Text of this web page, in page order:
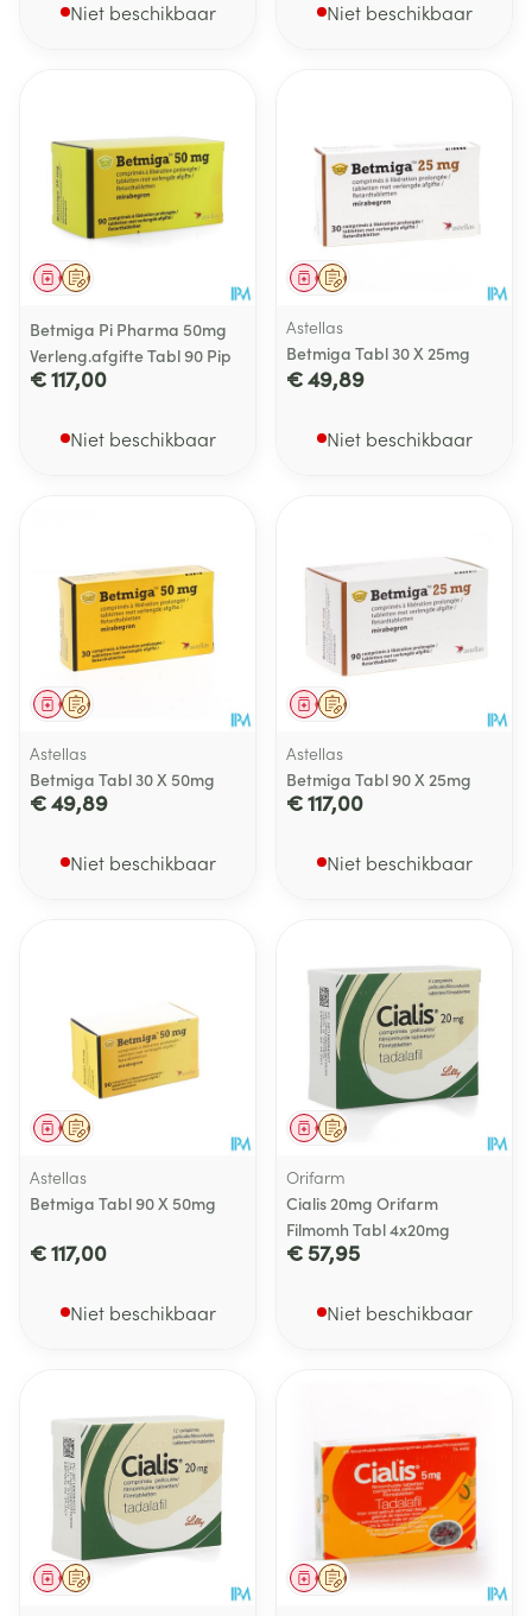
Niet beschikbaar Niet beschikbaar
Op voorschrift
Geneesmiddel
Betmiga Pi Pharma 50mg
Verleng.afgifte Tabl 90 Pip
€ 117,00
Niet beschikbaar
Op voorschrift
Geneesmiddel
Astellas
Betmiga Tabl 30 X 25mg
€ 49,89
Niet beschikbaar
Op voorschrift
Geneesmiddel
Astellas
Betmiga Tabl 30 X 50mg
€ 49,89
Niet beschikbaar
Op voorschrift
Geneesmiddel
Astellas
Betmiga Tabl 90 X 25mg
€ 117,00
Niet beschikbaar
Op voorschrift
Geneesmiddel
Astellas
Betmiga Tabl 90 X 50mg
€ 117,00
Niet beschikbaar
Op voorschrift
Geneesmiddel
Orifarm
Cialis 20mg Orifarm
Filmomh Tabl 4x20mg
€ 57,95
Niet beschikbaar
Op voorschrift
Geneesmiddel Op voorschrift
Geneesmiddel